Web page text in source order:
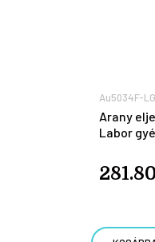
Au5034F-LG
Arany
Labor